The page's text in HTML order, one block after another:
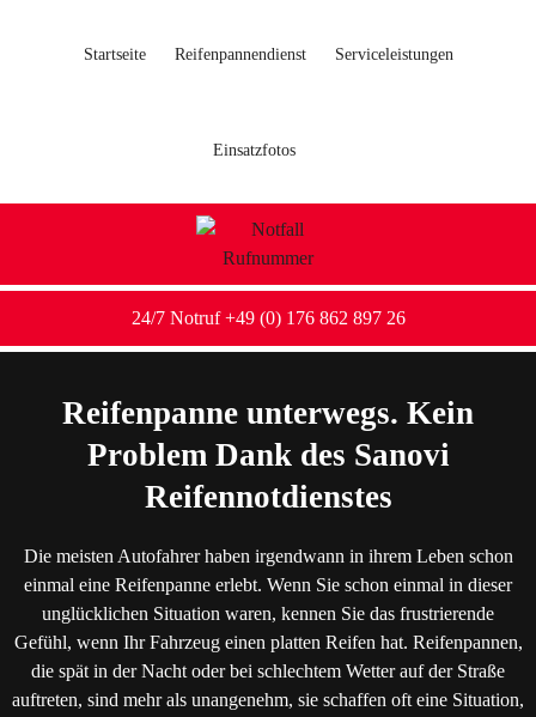
Startseite Reifenpannendienst Serviceleistungen
Einsatzfotos
24/7 Notruf +49 (0) 176 862 897 26
Reifenpanne unterwegs. Kein
Problem Dank des Sanovi
Reifennotdienstes
Die meisten Autofahrer haben irgendwann in ihrem Leben schon
einmal eine Reifenpanne erlebt. Wenn Sie schon einmal in dieser
unglücklichen Situation waren, kennen Sie das frustrierende
Gefühl, wenn Ihr Fahrzeug einen platten Reifen hat. Reifenpannen,
die spät in der Nacht oder bei schlechtem Wetter auf der Straße
auftreten, sind mehr als unangenehm, sie schaffen oft eine Situation,